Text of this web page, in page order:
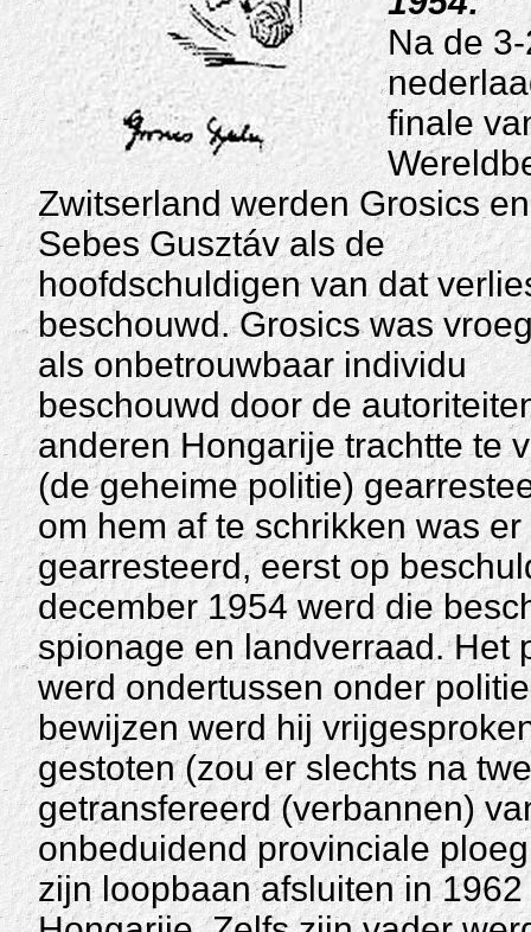
Na de
finale
Zwitserland werden Grosics
Sebes Gusztáv als de
hoofdschuldigen van dat
beschouwd. Grosics was
als onbetrouwbaar individu
beschouwd door de
anderen Hongarije trachtte te
(de geheime politie)
om hem af te schrikken was
gearresteerd, eerst op
december 1954 werd die
spionage en landverraad. Het
werd ondertussen onder
bewijzen werd hij
gestoten (zou er slechts na
getransfereerd (verbannen)
onbeduidend provinciale
zijn loopbaan afsluiten in